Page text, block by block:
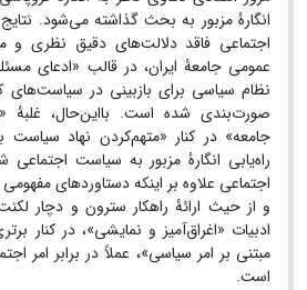
انگارۀ مزبور به بحث گذاشته می‌شود.
اجتماعی فاقد دلالت‌های دقیق نظری و
عمومی جامعۀ ایران، در قالب «ادعای
نظام سیاسی برای بازبینی در سیاست‌های
صورت‌بندی شده است. بااین‌حال، غلبۀ
جامعه» در کنار «متهم‌کردن نهاد سیاست
راه‌یابی انگارۀ مزبور به سیاست
اجتماعی علاوه بر اینکه دستاوردهای
و از حیث ارائۀ راهکار سترون و دچار
ادبیات «اغراق‌آمیز و نمایشی»، در کنار
مبتنی بر امر سیاسی»، عملاً در برابر امر
است.